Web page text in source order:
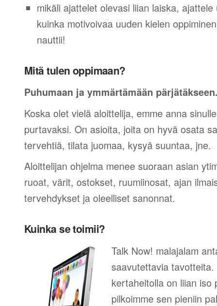
mikäli ajattelet olevasi liian laiska,
kuinka motivoivaa uuden kielen
nauttii!
Mitä tulen oppimaan?
Puhumaan ja ymmärtämään
Koska olet vielä aloittelija, emme anna
purtavaksi. On asioita, joita on hyvä osata
tervehtiä, tilata juomaa, kysyä suuntaa, jne.
Aloittelijan ohjelma menee suoraan asian
ruoat, värit, ostokset, ruumiinosat, ajan
tervehdykset ja oleelliset sanonnat.
Kuinka se toimii?
Talk Now! malajalam
saavutettavia
kertaheitolla on liian
pilkoimme sen pieniin